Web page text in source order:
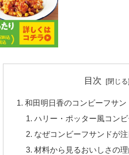
目次
和田明日香のコンビーフサ
ハリー・ポッター風コン
なぜコンビーフサンドが
材料から見るおいしさの